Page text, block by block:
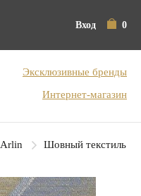
Вход 0
Эксклюзивные бренды
Интернет-магазин
Arlin Шовный текстиль